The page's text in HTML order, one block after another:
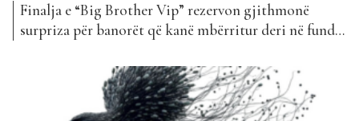
Finalja e “Big Brother Vip” rezervon gjithmonë
surpriza për banorët që kanë mbërritur deri në fund
arritur të prekin finalen, po presin me padurim
momentin final, ku një prej tyre do të rrëmbejë
çmimin e madh. Si kurrë më parë,...